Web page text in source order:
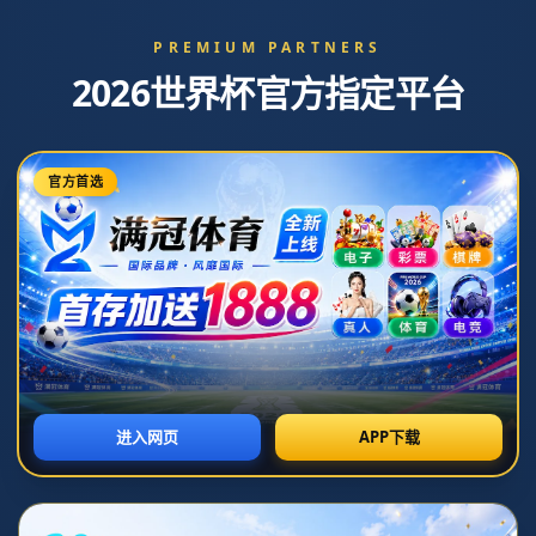
新闻中心
帕利尼亞拒絕富勒姆800萬歐元年薪續約合同